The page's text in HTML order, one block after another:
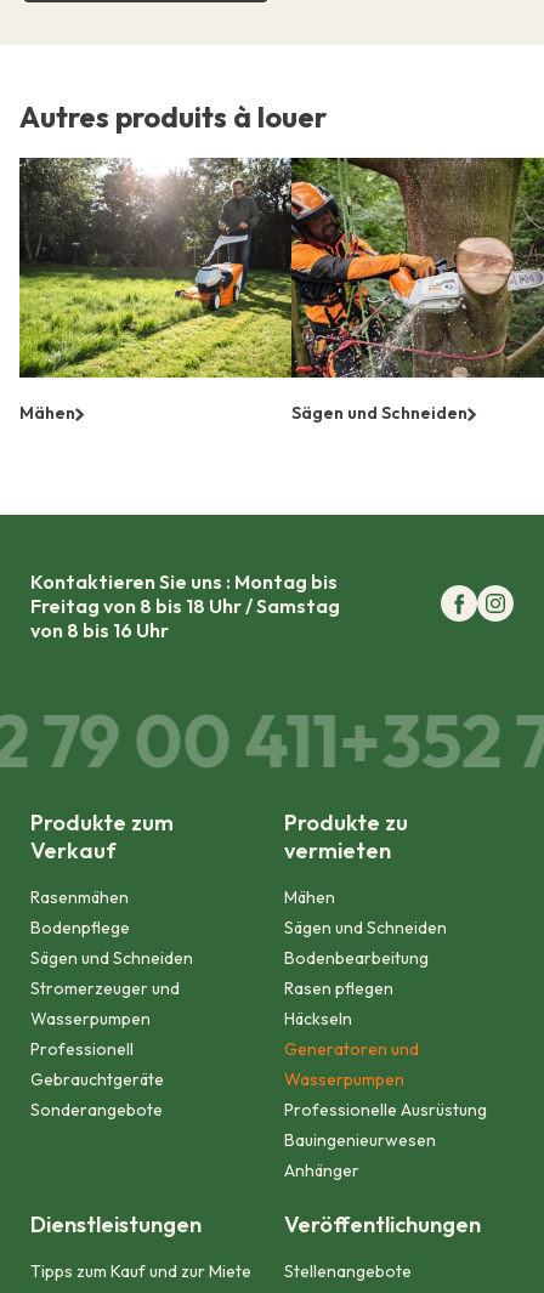
Autres produits à louer
Mähen Sägen und Schneiden
Kontaktieren Sie uns : Montag bis
Freitag von 8 bis 18 Uhr / Samstag
von 8 bis 16 Uhr
79 00 411+352
Produkte zum
Verkauf
Rasenmähen
Bodenpflege
Sägen und Schneiden
Stromerzeuger und
Wasserpumpen
Professionell
Gebrauchtgeräte
Sonderangebote
Produkte zu
vermieten
Mähen
Sägen und Schneiden
Bodenbearbeitung
Rasen pflegen
Häckseln
Generatoren und
Wasserpumpen
Professionelle Ausrüstung
Bauingenieurwesen
Anhänger
Dienstleistungen
Tipps zum Kauf und zur Miete
Veröffentlichungen
Stellenangebote